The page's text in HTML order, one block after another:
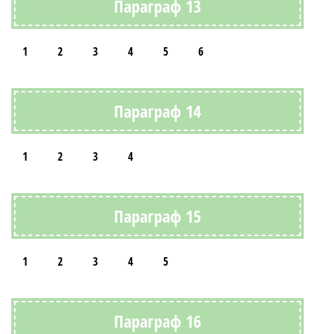
Параграф 13
1 2 3 4 5 6
Параграф 14
1 2 3 4
Параграф 15
1 2 3 4 5
Параграф 16